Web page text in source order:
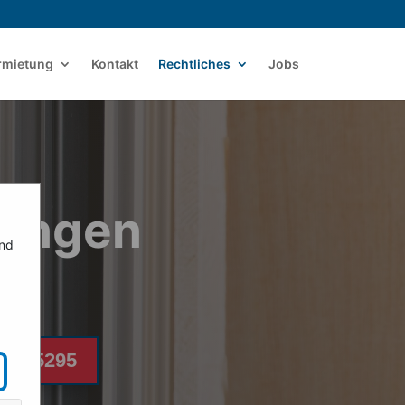
Kontakt Rechtliches Jobs
5295